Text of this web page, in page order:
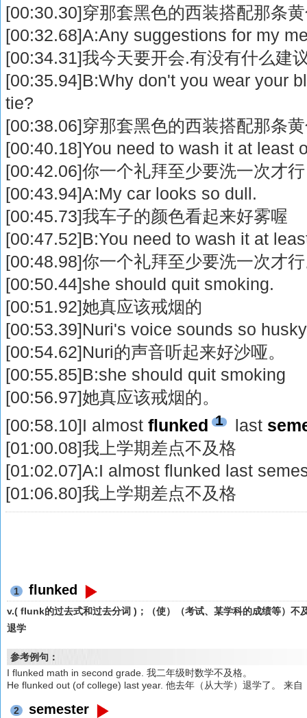
[00:30.30]穿那套黑色的西装搭配那条
[00:32.68]A:Any suggestions for my
[00:34.31]我今天要开会.有没有什么建
[00:35.94]B:Why don't you wear your
tie?
[00:38.06]穿那套黑色的西装搭配那条
[00:40.18]You need to wash it at least
[00:42.06]你一个礼拜至少要洗一次才行
[00:43.94]A:My car looks so dull.
[00:45.73]我车子的颜色看起来好雾喔
[00:47.52]B:You need to wash it at
[00:48.98]你一个礼拜至少要洗一次才
[00:50.44]she should quit smoking.
[00:51.92]她真应该戒烟的
[00:53.39]Nuri's voice sounds so husky
[00:54.62]Nuri的声音听起来好沙哑。
[00:55.85]B:she should quit smoking
[00:56.97]她真应该戒烟的。
[00:58.10]I almostflunked 1 last
[01:00.08]我上学期差点不及格
[01:02.07]A:I almost flunked last
[01:06.80]我上学期差点不及格
1 flunked
v.( flunk的过去式和过去分词 )；（使）（考试、某学科的成绩等）不
退学
参考例句：
I flunked math in second grade. 我二年级时数学不及格。
He flunked out (of college) last year. 他去年（从大学）退学了。 来自
2 semester